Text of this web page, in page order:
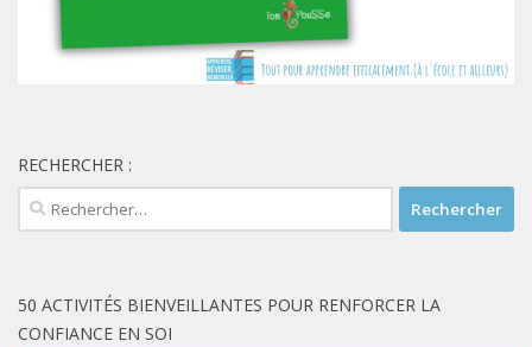
RECHERCHER :
Rechercher :
50 ACTIVITÉS BIENVEILLANTES POUR RENFORCER LA
CONFIANCE EN SOI